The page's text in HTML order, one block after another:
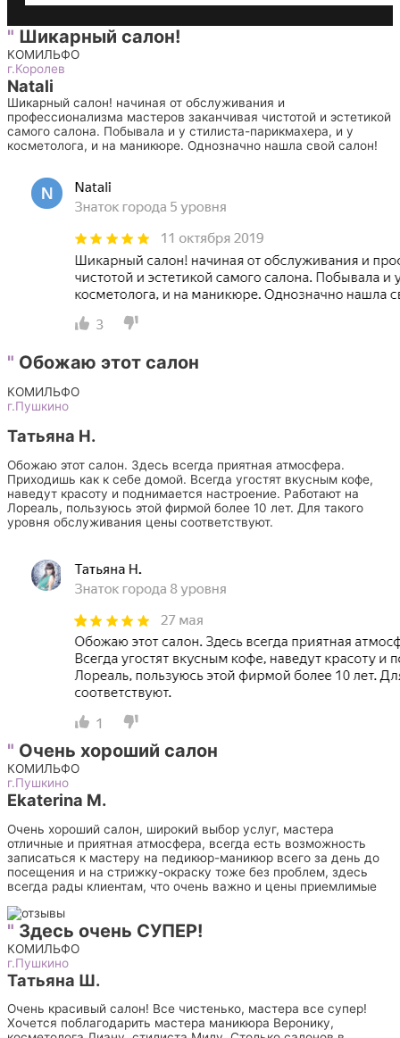
" Шикарный салон!
КОМИЛЬФО
г.Королев
Natali
Шикарный салон! начиная от обслуживания и
профессионализма мастеров заканчивая чистотой и эстетикой
самого салона. Побывала и у стилиста-парикмахера, и у
косметолога, и на маникюре. Однозначно нашла свой салон!
" Обожаю этот салон
КОМИЛЬФО
г.Пушкино
Татьяна Н.
Обожаю этот салон. Здесь всегда приятная атмосфера.
Приходишь как к себе домой. Всегда угостят вкусным кофе,
наведут красоту и поднимается настроение. Работают на
Лореаль, пользуюсь этой фирмой более 10 лет. Для такого
уровня обслуживания цены соответствуют.
" Очень хороший салон
КОМИЛЬФО
г.Пушкино
Ekaterina M.
Очень хороший салон, широкий выбор услуг, мастера
отличные и приятная атмосфера, всегда есть возможность
записаться к мастеру на педикюр-маникюр всего за день до
посещения и на стрижку-окраску тоже без проблем, здесь
всегда рады клиентам, что очень важно и цены приемлимые
" Здесь очень СУПЕР!
КОМИЛЬФО
г.Пушкино
Татьяна Ш.
Очень красивый салон! Все чистенько, мастера все супер!
Хочется поблагодарить мастера маникюра Веронику,